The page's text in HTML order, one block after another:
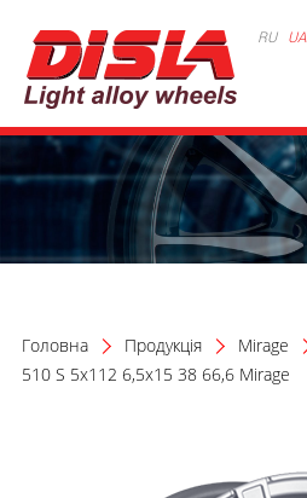
RU UA
Головна Продукція
Mirage
510 S 5x112 6,5x15 38 66,6 Mirage